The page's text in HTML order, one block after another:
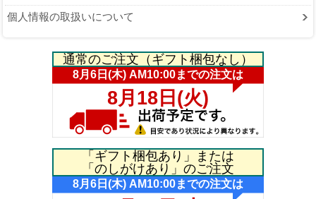
個人情報の取扱いについて
通常のご注文（ギフト梱包なし）
「ギフト梱包あり」または
「のしがけあり」のご注文